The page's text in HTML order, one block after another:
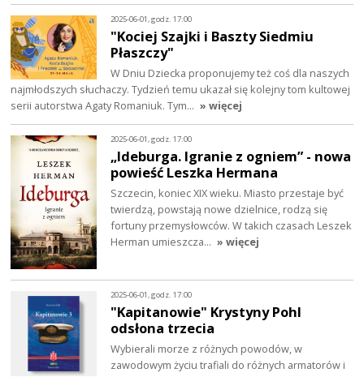
2025-06-01, godz. 17:00
"Kociej Szajki i Baszty Siedmiu
Płaszczy"
W Dniu Dziecka proponujemy też coś dla naszych
najmłodszych słuchaczy. Tydzień temu ukazał się kolejny tom kultowej
serii autorstwa Agaty Romaniuk. Tym… » więcej
2025-06-01, godz. 17:00
„Ideburga. Igranie z ogniem” - nowa
powieść Leszka Hermana
Szczecin, koniec XIX wieku. Miasto przestaje być
twierdzą, powstają nowe dzielnice, rodzą się
fortuny przemysłowców. W takich czasach Leszek
Herman umieszcza… » więcej
2025-06-01, godz. 17:00
"Kapitanowie" Krystyny Pohl
odsłona trzecia
Wybierali morze z różnych powodów, w
zawodowym życiu trafiali do różnych armatorów i